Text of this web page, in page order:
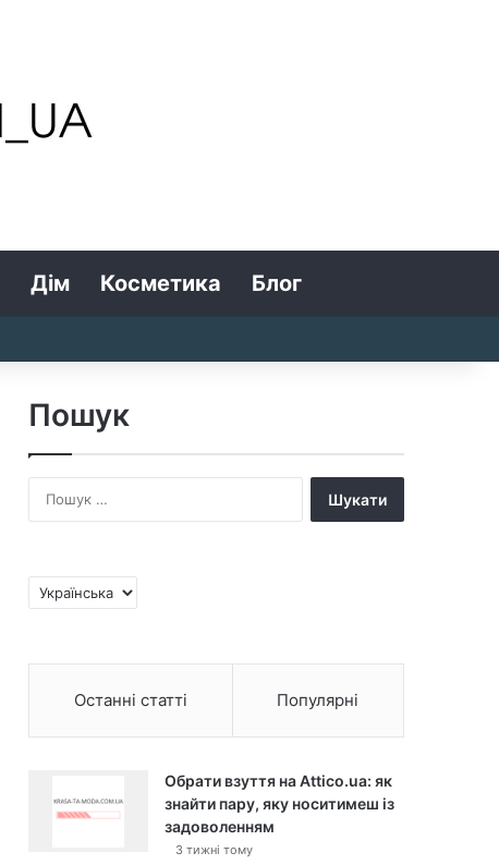
Дім Косметика Блог
Пошук
и
Останні статті Популярні
Обрати взуття на Attico.ua: як
знайти пару, яку носитимеш із
задоволенням
3 тижні тому